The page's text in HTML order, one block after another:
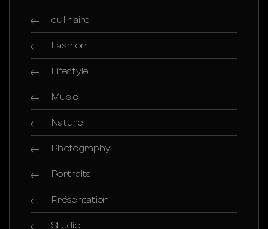
culinaire
Fashion
Lifestyle
Music
Nature
Photography
Portraits
Présentation
Studio